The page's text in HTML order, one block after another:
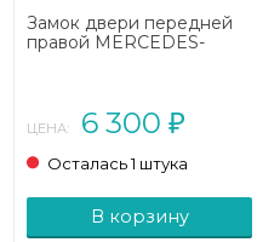
Замок двери передней
правой MERCEDES-
ЦЕНА: 6 300 ₽
Осталась 1 штука
В корзину